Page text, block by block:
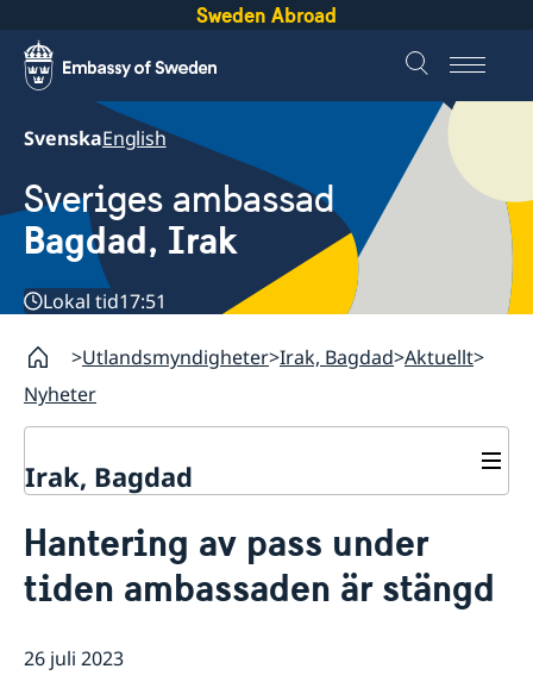
Sweden Abroad
SvenskaEnglish
Sveriges ambassad
Bagdad, Irak
Lokal tid17:51
Utlandsmyndigheter Irak, Bagdad Aktuellt
Nyheter
Irak, Bagdad
Om oss
Dataskyddspolicy (GDPR)
Aktuellt
Hantering av pass under
tiden ambassaden är stängd
26 juli 2023